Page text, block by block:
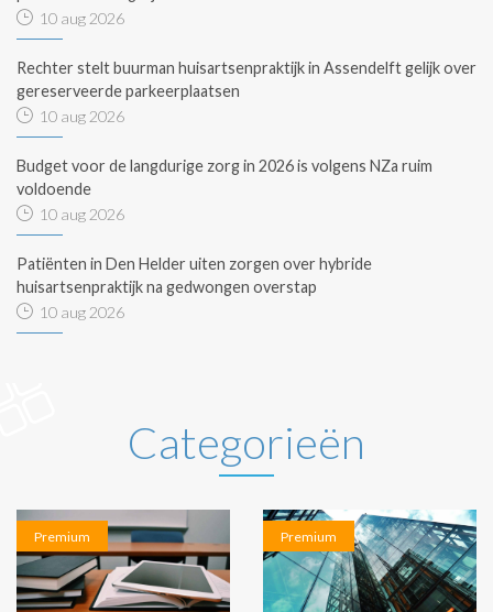
10 aug 2026
Rechter stelt buurman huisartsenpraktijk in Assendelft gelijk over
gereserveerde parkeerplaatsen
10 aug 2026
Budget voor de langdurige zorg in 2026 is volgens NZa ruim
voldoende
10 aug 2026
Patiënten in Den Helder uiten zorgen over hybride
huisartsenpraktijk na gedwongen overstap
10 aug 2026
Categorieën
Premium Premium